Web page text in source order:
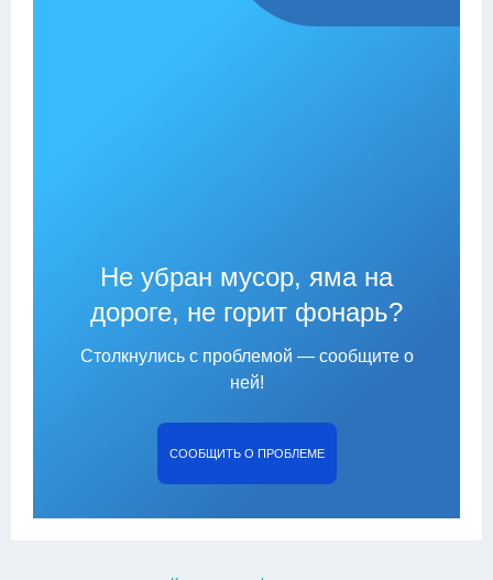
Не убран мусор, яма на
дороге, не горит фонарь?
Столкнулись с проблемой — сообщите о
ней!
СООБЩИТЬ О ПРОБЛЕМЕ